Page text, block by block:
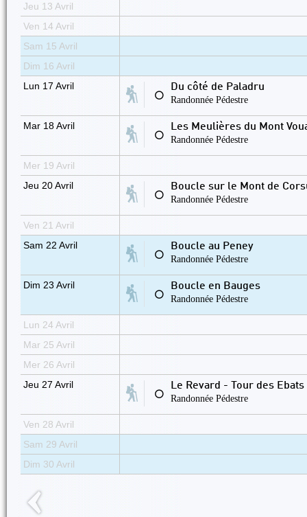
Jeu 13 Avril
Ven 14 Avril
Sam 15 Avril
Dim 16 Avril
Lun 17 Avril
⚪
Du côté de Paladru
Randonnée Pédestre
Mar 18 Avril
⚪
Les Meulières du Mont
Randonnée Pédestre
Mer 19 Avril
Jeu 20 Avril
⚪
Boucle sur le Mont de
Randonnée Pédestre
Ven 21 Avril
Sam 22 Avril
⚪
Boucle au Peney
Randonnée Pédestre
Dim 23 Avril
⚪
Boucle en Bauges
Randonnée Pédestre
Lun 24 Avril
Mar 25 Avril
Mer 26 Avril
Jeu 27 Avril
⚪
Le Revard - Tour des
Randonnée Pédestre
Ven 28 Avril
Sam 29 Avril
Dim 30 Avril